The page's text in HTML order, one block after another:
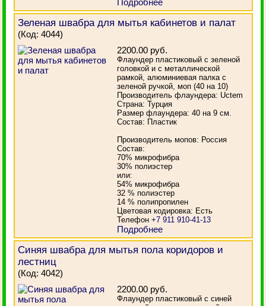
Подробнее
Зеленая швабра для мытья кабинетов и палат
(Код:4044)
2200.00 руб.
Флаундер пластиковый с зеленой
головкой и с металлической
рамкой, алюминиевая палка с
зеленой ручкой, моп (40 на 10)
Производитель флаундера: Uctem
Страна: Турция
Размер флаундера: 40 на 9 см.
Состав: Пластик
Производитель мопов: Россия
Состав:
70% микрофибра
30% полиэстер
или:
54% микрофибра
32 % полиэстер
14 % полипропилен
Цветовая кодировка: Есть
Телефон+7 911 910-41-13
Подробнее
Синяя швабра для мытья пола коридоров и
лестниц
(Код:4042)
2200.00 руб.
Флаундер пластиковый с синей